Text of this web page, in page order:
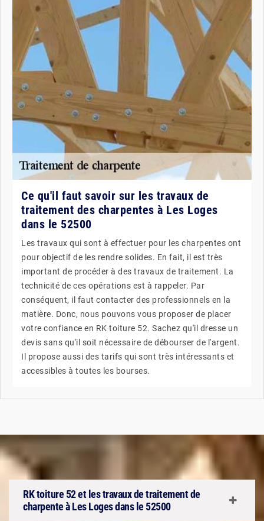
Ce qu'il faut savoir sur les travaux de
traitement des charpentes à Les Loges
dans le 52500
Les travaux qui sont à effectuer pour les charpentes ont
pour objectif de les rendre solides. En fait, il est très
important de procéder à des travaux de traitement. La
technicité de ces opérations est à rappeler. Par
conséquent, il faut contacter des professionnels en la
matière. Donc, nous pouvons vous proposer de placer
votre confiance en RK toiture 52. Sachez qu'il dresse un
devis sans qu'il soit nécessaire de débourser de l'argent.
Il propose aussi des tarifs qui sont très intéressants et
accessibles à toutes les bourses.
RK toiture 52 et les travaux de traitement de
charpente à Les Loges dans le 52500